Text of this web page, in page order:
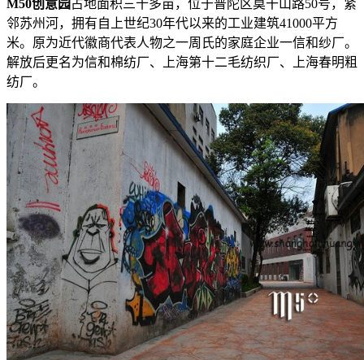
M50创意园 占地面积三十多亩，位于普陀区莫干山路50号，紧
邻苏州河，拥有自上世纪30年代以来的工业建筑41000平方
米。原为近代徽商代表人物之一周氏的家庭企业一信和纱厂。
解放后更名为信和棉纺厂、上海第十二毛纺织厂、上海春明粗
纺厂。